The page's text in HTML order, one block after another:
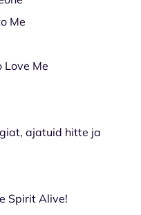
Me
Love Me
ajatuid hitte ja
Spirit Alive!